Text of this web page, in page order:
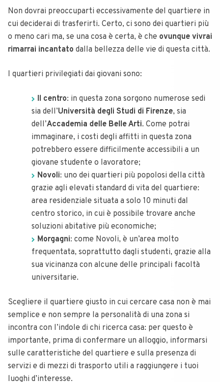
Non dovrai preoccuparti eccessivamente del quartiere in
cui deciderai di trasferirti. Certo, ci sono dei quartieri più
o meno cari ma, se una cosa è certa, è che ovunque vivrai
rimarrai incantato dalla bellezza delle vie di questa città.
I quartieri privilegiati dai giovani sono:
Il centro: in questa zona sorgono numerose sedi
sia dell’Università degli Studi di Firenze, sia
dell’Accademia delle Belle Arti. Come potrai
immaginare, i costi degli affitti in questa zona
potrebbero essere difficilmente accessibili a un
giovane studente o lavoratore;
Novoli: uno dei quartieri più popolosi della città
grazie agli elevati standard di vita del quartiere:
area residenziale situata a solo 10 minuti dal
centro storico, in cui è possibile trovare anche
soluzioni abitative più economiche;
Morgagni: come Novoli, è un’area molto
frequentata, soprattutto dagli studenti, grazie alla
sua vicinanza con alcune delle principali facoltà
universitarie.
Scegliere il quartiere giusto in cui cercare casa non è mai
semplice e non sempre la personalità di una zona si
incontra con l’indole di chi ricerca casa: per questo è
importante, prima di confermare un alloggio, informarsi
sulle caratteristiche del quartiere e sulla presenza di
servizi e di mezzi di trasporto utili a raggiungere i tuoi
luoghi d’interesse.